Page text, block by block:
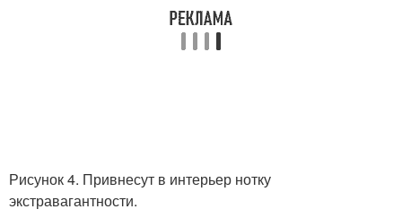
Рисунок 4. Привнесут в интерьер нотку
экстравагантности.